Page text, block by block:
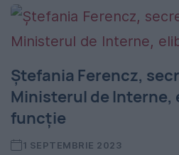
Ștefania Ferencz,
Ministerul de Interne,
funcție
1 SEPTEMBRIE 2023